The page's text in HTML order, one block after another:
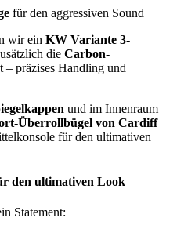
für den aggressiven Sound
wir ein KW Variante 3-
die Carbon-
– präzises Handling und
und im Innenraum
Überrollbügel von Cardiff
für den ultimativen
den ultimativen Look
Statement: